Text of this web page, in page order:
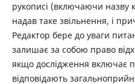
рукописі (включаючи назву
надав таке звільнення, і
Редактор бере до уваги
залишає за собою право
якщо дослідження включає
відповідають